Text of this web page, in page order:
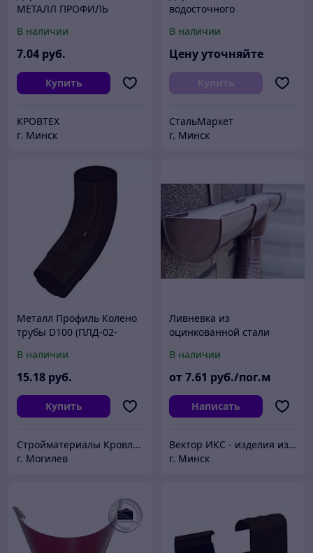
МЕТАЛЛ ПРОФИЛЬ
(Коричневый ,Белый)
В наличии
7.04 руб.
Купить
КРОВТЕХ
г. Минск
водосточного
В наличии
Цену уточняйте
Купить
СтальМаркет
г. Минск
Металл Профиль Колено
трубы D100 (ПЛД-02-
В наличии
15.18 руб.
Купить
Стройматериалы Кровля Фасады Сайдинг
г. Могилев
Ливневка из
оцинкованной стали
В наличии
от7.61 руб./пог.м
Написать
Вектор ИКС - изделия из металла и пластика
г. Минск